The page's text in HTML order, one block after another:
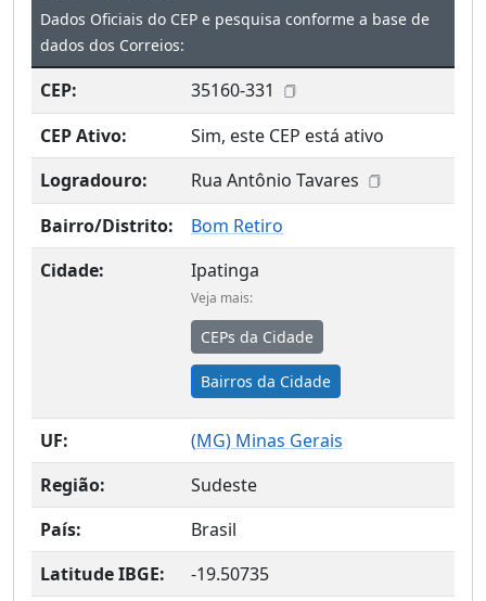
Dados Oficiais do CEP e pesquisa conforme a base de
dados dos Correios:
CEP:
35160-331
CEP Ativo:
Sim, este CEP está ativo
Logradouro:
Rua Antônio Tavares
Bairro/Distrito:
Bom Retiro
Cidade:
Ipatinga
Veja mais:
CEPs da Cidade
Bairros da Cidade
UF: (MG) Minas Gerais
Região:
Sudeste
País:
Brasil
Latitude IBGE:
-19.50735